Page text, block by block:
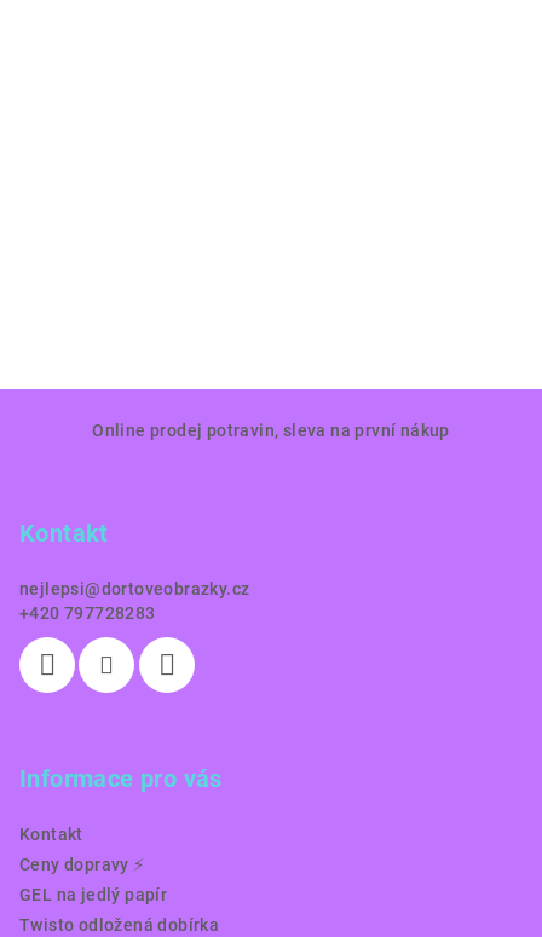
Online prodej potravin, sleva na první nákup
Kontakt
nejlepsi@dortoveobrazky.cz
+420 797728283
Informace pro vás
Kontakt
Ceny dopravy ⚡️
GEL na jedlý papír
Twisto odložená dobírka